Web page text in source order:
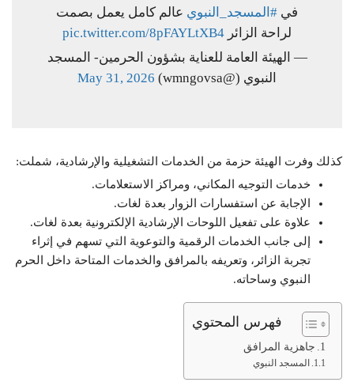
في #المسجد_النبوي عالم كامل يعمل بصمت
لراحة الزائر pic.twitter.com/8pFAYLtXB4
— الهيئة العامة للعناية بشؤون الحرمين- المسجد
النبوي (@wmngovsa)
May 31, 2026
كذلك وفرت الهيئة حزمة من الخدمات التشغيلية والإرشادية، شملت:
خدمات التوجيه المكاني، ومراكز الاستعلامات.
الإجابة عن استفسارات الزوار بعدة لغات.
علاوة على تفعيل اللوحات الإرشادية الإلكترونية بعدة لغات.
إلى جانب الخدمات الرقمية والتوعوية التي تسهم في إثراء
تجربة الزائر، وتعريفه بالمرافق والخدمات المتاحة داخل الحرم
النبوي وساحاته.
فهرس المحتوي
جاهزية المرافق
المسجد النبوي